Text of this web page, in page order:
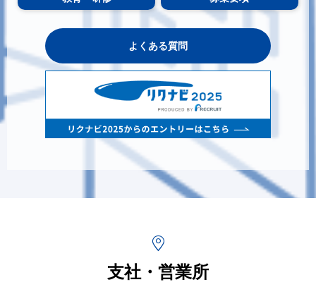
よくある質問
支社・営業所